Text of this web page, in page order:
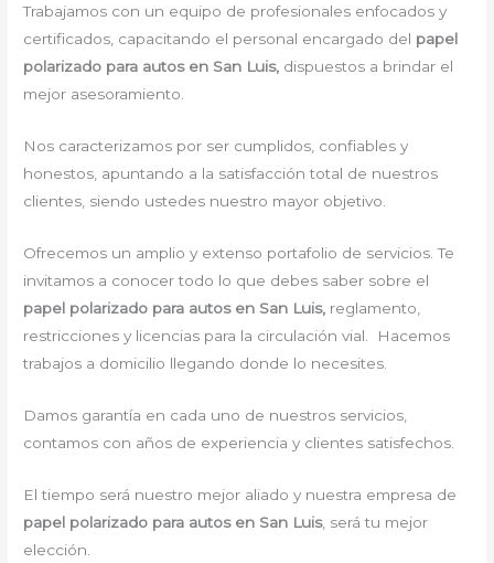
Trabajamos con un equipo de profesionales enfocados y
certificados, capacitando el personal encargado del papel
polarizado para autos en San Luis, dispuestos a brindar el
mejor asesoramiento.
Nos caracterizamos por ser cumplidos, confiables y
honestos, apuntando a la satisfacción total de nuestros
clientes, siendo ustedes nuestro mayor objetivo.
Ofrecemos un amplio y extenso portafolio de servicios. Te
invitamos a conocer todo lo que debes saber sobre el
papel polarizado para autos en San Luis, reglamento,
restricciones y licencias para la circulación vial. Hacemos
trabajos a domicilio llegando donde lo necesites.
Damos garantía en cada uno de nuestros servicios,
contamos con años de experiencia y clientes satisfechos.
El tiempo será nuestro mejor aliado y nuestra empresa de
papel polarizado para autos en San Luis, será tu mejor
elección.